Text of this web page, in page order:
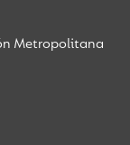
Metropolitana